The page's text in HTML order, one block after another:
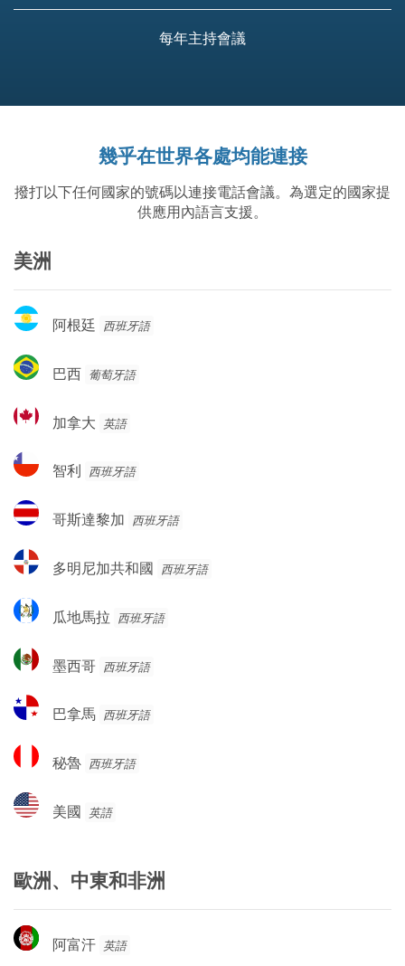
每年主持會議
幾乎在世界各處均能連接
撥打以下任何國家的號碼以連接電話會議。為選定的國家提
供應用內語言支援。
美洲
阿
根
阿根廷 西班牙語
巴
西
巴西 葡萄牙語
加
拿
加拿大 英語
智
利
智利 西班牙語
哥
斯
黎
哥斯達黎加 西班牙語
多
明
加
和
多明尼加共和國 西班牙語
瓜
地
拉
瓜地馬拉 西班牙語
墨
西
墨西哥 西班牙語
巴
拿
巴拿馬 西班牙語
秘
魯
秘魯 西班牙語
美
國
美國 英語
歐洲、中東和非洲
阿
富
阿富汗 英語